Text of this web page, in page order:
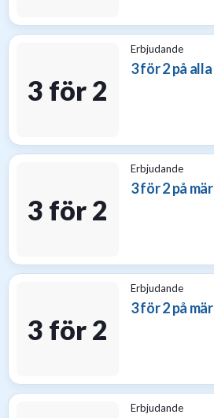
3 för 2
Erbjudande
3 för 2 på
3 för 2
Erbjudande
3 för 2 på
3 för 2
Erbjudande
3 för 2 på
Erbjudande